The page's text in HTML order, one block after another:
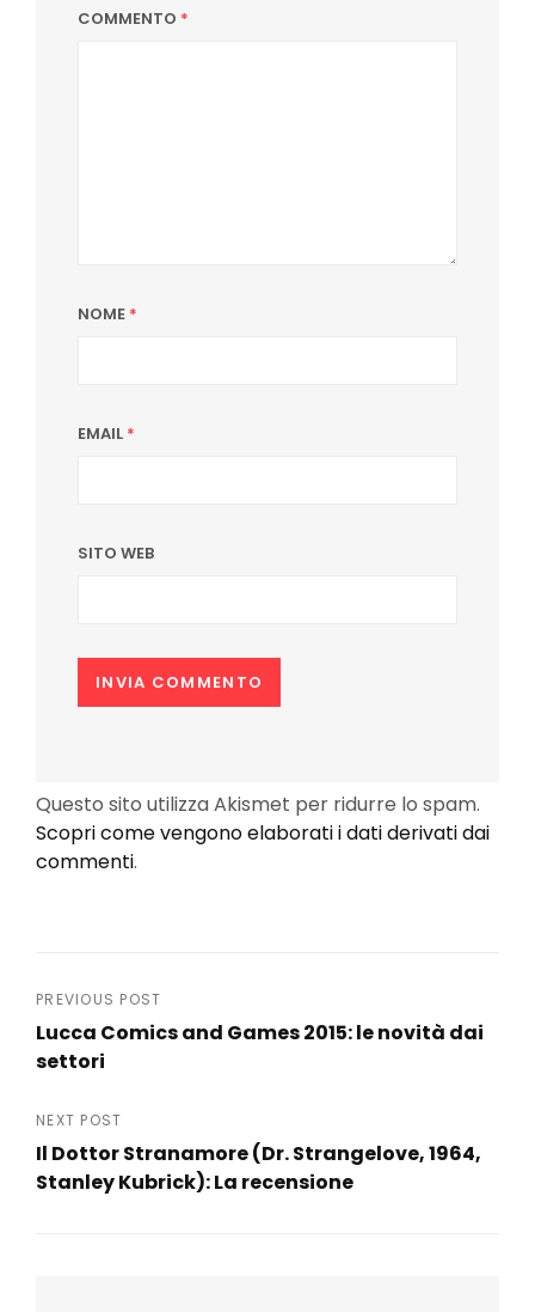
COMMENTO *
NOME *
EMAIL *
SITO WEB
Questo sito utilizza Akismet per ridurre lo spam.
Scopri come vengono elaborati i dati derivati dai
commenti.
Navigazione
articoli
PREVIOUS POST
Lucca Comics and Games 2015: le novità dai
settori
Post
NEXT POST
Il Dottor Stranamore (Dr. Strangelove, 1964,
Stanley Kubrick): La recensione